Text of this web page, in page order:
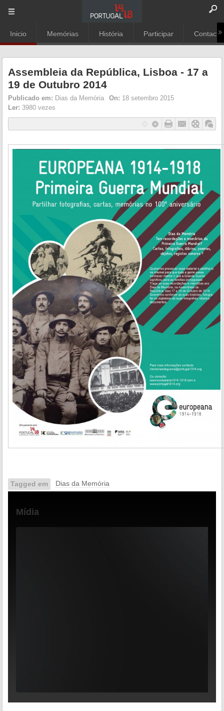
Inicio Memórias História Participar
Assembleia da República, Lisboa - 17 a
19 de Outubro 2014
Publicado em: Dias da Memória On: 18 setembro 2015
Ler: 3980 vezes
Tagged em Dias da Memória
Mídia